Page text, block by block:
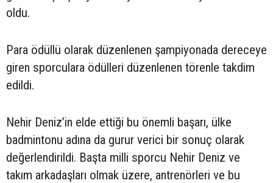
oldu.
Para ödüllü olarak düzenlenen şampiyonada dereceye
giren sporculara ödülleri düzenlenen törenle takdim
edildi.
Nehir Deniz’in elde ettiği bu önemli başarı, ülke
badmintonu adına da gurur verici bir sonuç olarak
değerlendirildi. Başta milli sporcu Nehir Deniz ve
takım arkadaşları olmak üzere, antrenörleri ve bu